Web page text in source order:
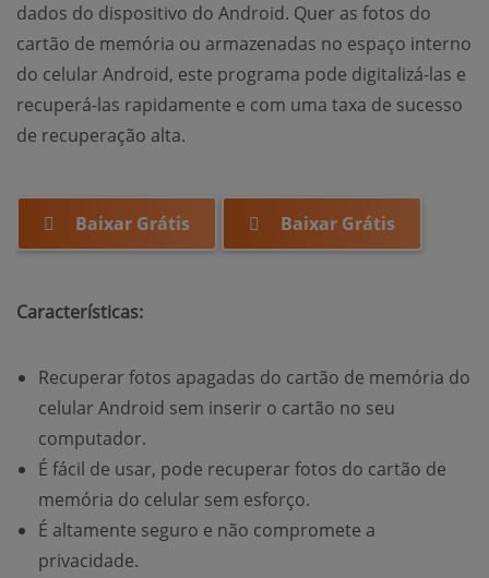
dados do dispositivo do Android. Quer as fotos do
cartão de memória ou armazenadas no espaço interno
do celular Android, este programa pode digitalizá-las e
recuperá-las rapidamente e com uma taxa de sucesso
de recuperação alta.
Baixar Grátis Baixar Grátis
Características:
Recuperar fotos apagadas do cartão de memória do
celular Android sem inserir o cartão no seu
computador.
É fácil de usar, pode recuperar fotos do cartão de
memória do celular sem esforço.
É altamente seguro e não compromete a
privacidade.